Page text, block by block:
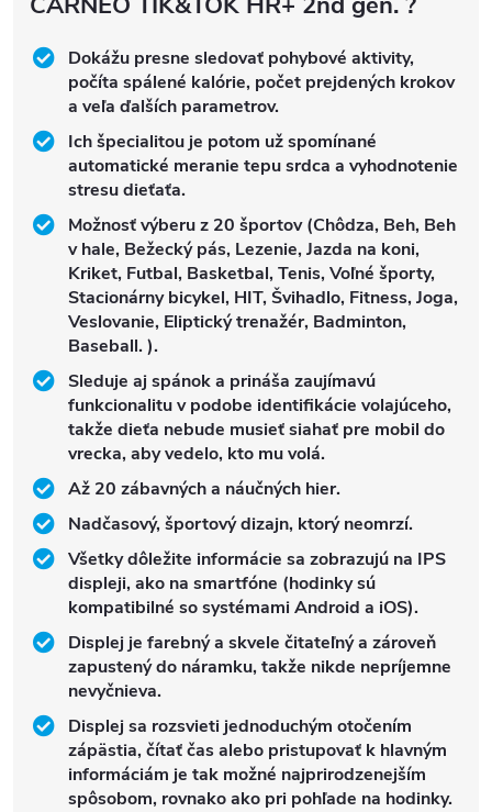
Dokážu presne sledovať pohybové aktivity,
počíta spálené kalórie, počet prejdených krokov
a veľa ďalších parametrov.
Ich špecialitou je potom už spomínané
automatické meranie tepu srdca a vyhodnotenie
stresu dieťaťa.
Možnosť výberu z 20 športov (Chôdza, Beh, Beh
v hale, Bežecký pás, Lezenie, Jazda na koni,
Kriket, Futbal, Basketbal, Tenis, Voľné športy,
Stacionárny bicykel, HIT, Švihadlo, Fitness, Joga,
Veslovanie, Eliptický trenažér, Badminton,
Baseball. ).
Sleduje aj spánok a prináša zaujímavú
funkcionalitu v podobe identifikácie volajúceho,
takže dieťa nebude musieť siahať pre mobil do
vrecka, aby vedelo, kto mu volá.
Až 20 zábavných a náučných hier.
Nadčasový, športový dizajn, ktorý neomrzí.
Všetky dôležite informácie sa zobrazujú na IPS
displeji, ako na smartfóne (hodinky sú
kompatibilné so systémami Android a iOS).
Displej je farebný a skvele čitateľný a zároveň
zapustený do náramku, takže nikde nepríjemne
nevyčnieva.
Displej sa rozsvieti jednoduchým otočením
zápästia, čítať čas alebo pristupovať k hlavným
informáciám je tak možné najprirodzenejším
spôsobom, rovnako ako pri pohľade na hodinky.